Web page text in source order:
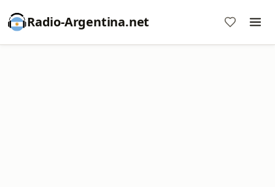
Radio-Argentina.net